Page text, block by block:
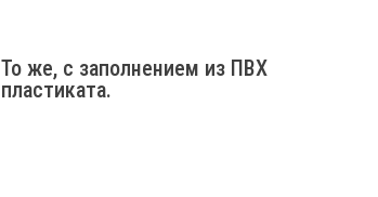
То же, с заполнением из ПВХ
пластиката.